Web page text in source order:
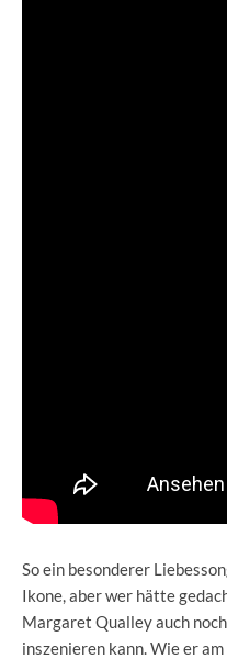
So ein besonderer
Ikone, aber wer hätte
Margaret Qualley auch
inszenieren kann. Wie er